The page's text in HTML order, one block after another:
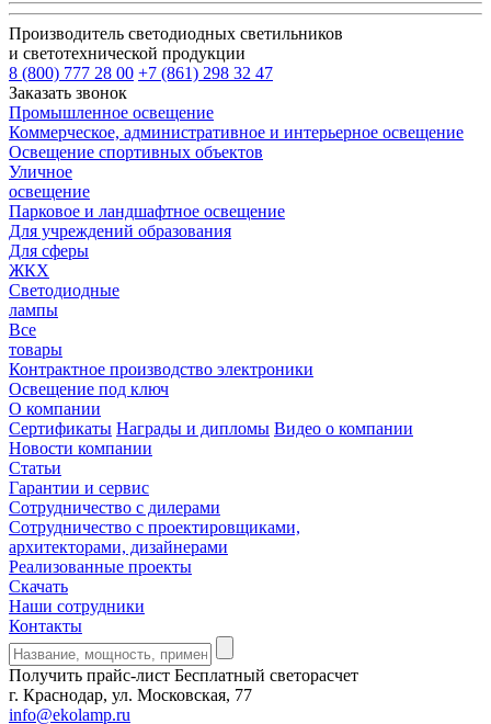
Производитель светодиодных светильников
и светотехнической продукции
8 (800) 777 28 00 +7 (861) 298 32 47
Заказать звонок
Промышленное освещение
Коммерческое, административное и интерьерное освещение
Освещение спортивных объектов
Уличное
освещение
Парковое и ландшафтное освещение
Для учреждений образования
Для сферы
ЖКХ
Светодиодные
лампы
Все
товары
Контрактное производство электроники
Освещение под ключ
О компании
Сертификаты Награды и дипломы Видео о компании
Новости компании
Статьи
Гарантии и сервис
Сотрудничество с дилерами
Сотрудничество с проектировщиками,
архитекторами, дизайнерами
Реализованные проекты
Скачать
Наши сотрудники
Контакты
Получить прайс-лист Бесплатный светорасчет
г. Краснодар, ул. Московская, 77
info@ekolamp.ru